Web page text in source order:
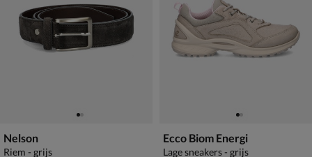
Nelson
Riem - grijs
Ecco Biom Energi
Lage sneakers - grijs